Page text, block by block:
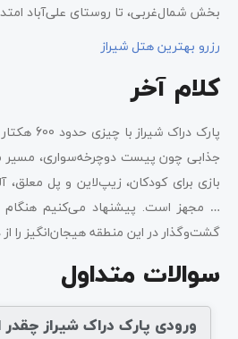
بخش شمال‌غربی، تا روستای علی‌آباد
رزرو بهترین هتل شیراز
کلام آخر
پارک دراک
جذابی چون پیست دوچرخه‌سواری،
بازی برای کودکان، زیپ‌لاین و پل
… مجهز است. پیشنهاد می‌کنیم هنگام
گشت‌و‌گذار در این منطقه هیجان‌انگیز را
سوالات متداول
ورودی پارک دراک شیراز